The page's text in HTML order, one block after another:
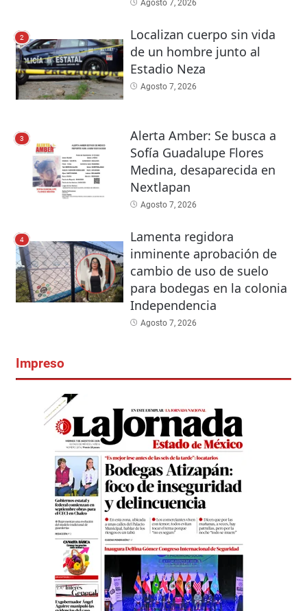
Agosto 7, 2026
2
Localizan cuerpo sin vida
de un hombre junto al
Estadio Neza
Agosto 7, 2026
3
Alerta Amber: Se busca a
Sofía Guadalupe Flores
Medina, desaparecida en
Nextlapan
Agosto 7, 2026
4
Lamenta regidora
inminente aprobación de
cambio de uso de suelo
para bodegas en la colonia
Independencia
Agosto 7, 2026
Impreso